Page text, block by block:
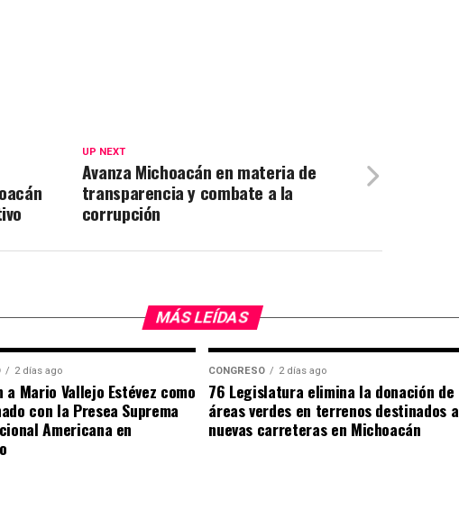
UP NEXT
Avanza Michoacán en materia de
transparencia y combate a la
corrupción
MÁS LEÍDAS
2 días ago
a Mario Vallejo Estévez como
con la Presea Suprema
Americana en
CONGRESO 2 días ago
76 Legislatura elimina la donación de
áreas verdes en terrenos destinados a
nuevas carreteras en Michoacán